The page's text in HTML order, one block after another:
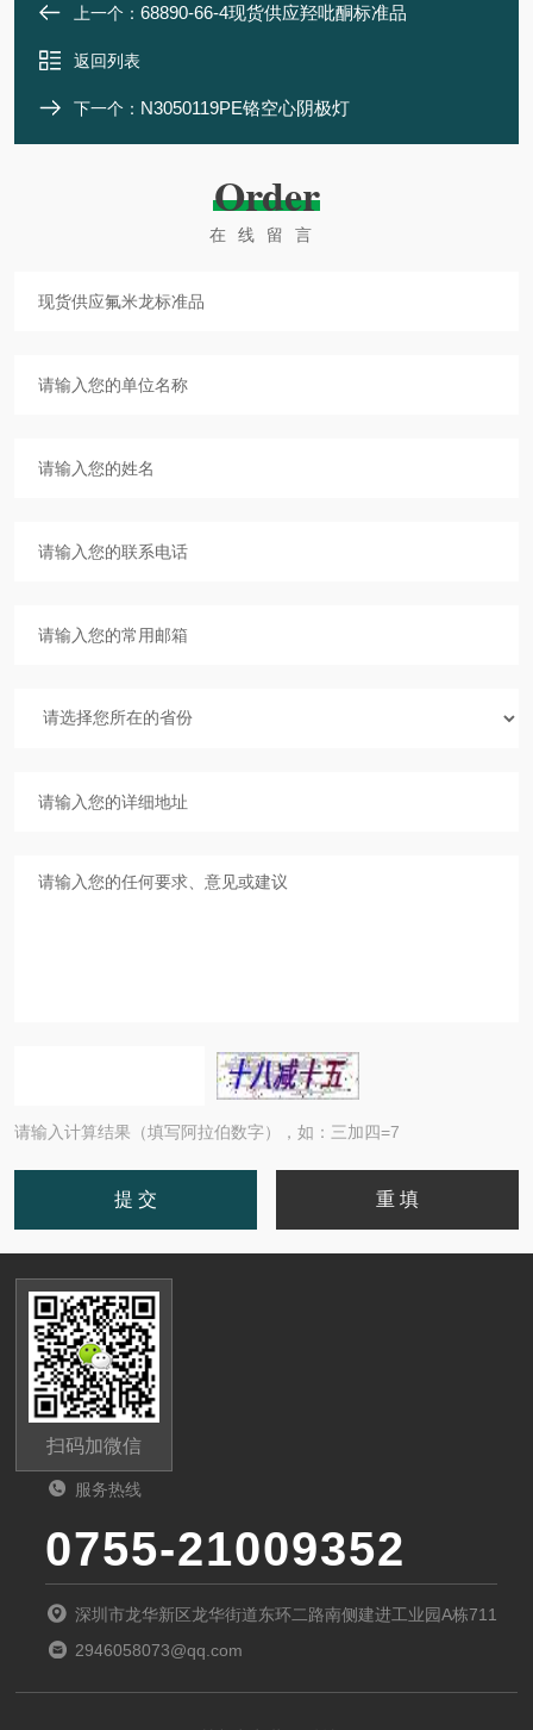
上一个： 68890-66-4现货供应羟吡酮标准品
返回列表
下一个： N3050119PE铬空心阴极灯
Order
在线留言
请输入计算结果（填写阿拉伯数字），如：三加四=7
扫码加微信
服务热线
0755-21009352
深圳市龙华新区龙华街道东环二路南侧建进工业园A栋711
2946058073@qq.com